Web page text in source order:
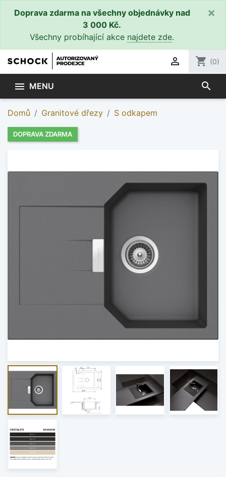
Doprava zdarma na všechny objednávky nad
3 000 Kč.
Všechny probíhající akce najdete zde.
×
 shopping_cart (0)
 MENU search
Domů Granitové dřezy S odkapem
DOPRAVA ZDARMA